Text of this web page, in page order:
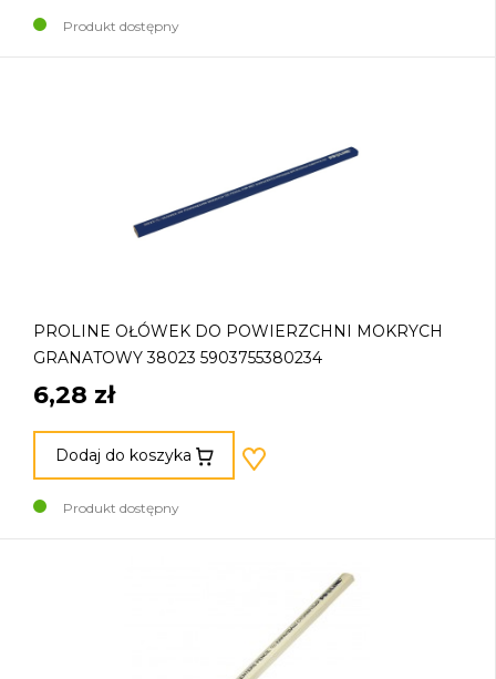
Produkt dostępny
PROLINE OŁÓWEK DO POWIERZCHNI MOKRYCH
GRANATOWY 38023 5903755380234
6,28 zł
Dodaj do koszyka
Produkt dostępny